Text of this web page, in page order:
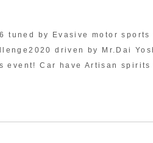
tuned by Evasive motor
driven by Mr.Dai
event! Car have Artisan spirits